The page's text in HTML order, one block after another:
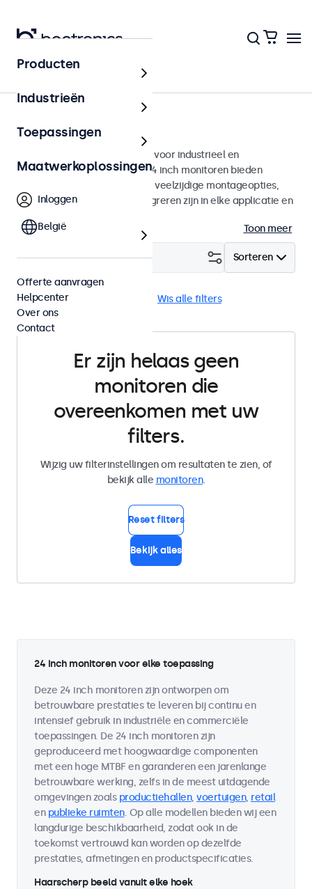
Monitoren
24 inch monitoren
24 inch monitoren ontworpen voor industrieel en
commercieel gebruik. Deze 24 inch monitoren bieden
diverse videoaansluitingen en veelzijdige montageopties,
waarmee ze naadloos te integreren zijn in elke applicatie en
Toon meer
Sorteren
Filter (0)
24 inch monitoren Wis alle filters
Er zijn helaas geen
monitoren die
overeenkomen met uw
filters.
Wijzig uw filterinstellingen om resultaten te zien, of
bekijk alle monitoren.
Reset filters
Bekijk alles
24 inch monitoren voor elke toepassing
Deze 24 inch monitoren zijn ontworpen om
betrouwbare prestaties te leveren bij continu en
intensief gebruik in industriële en commerciële
toepassingen. De 24 inch monitoren zijn
geproduceerd met hoogwaardige componenten
met een hoge MTBF en garanderen een jarenlange
betrouwbare werking, zelfs in de meest uitdagende
omgevingen zoals productiehallen, voertuigen, retail
en publieke ruimten. Op alle modellen bieden wij een
langdurige beschikbaarheid, zodat ook in de
toekomst vertrouwd kan worden op dezelfde
prestaties, afmetingen en productspecificaties.
Haarscherp beeld vanuit elke hoek
Producten
Industrieën
Toepassingen
Maatwerkoplossingen
Inloggen
België
Offerte aanvragen
Helpcenter
Over ons
Contact